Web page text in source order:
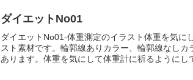
ダイエットNo01
ダイエットNo01-体重測定のイラスト体重を気に
スト素材です。輪郭線ありカラー、輪郭線なし
あります。体重を気にして体重計に祈るようにし